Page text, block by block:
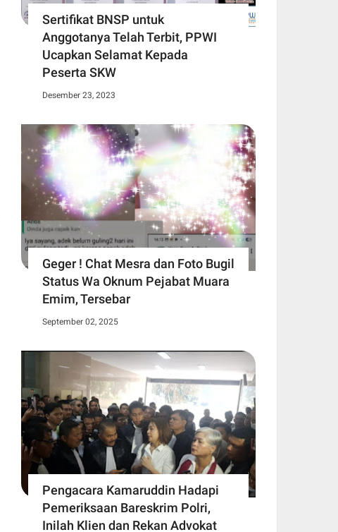
Sertifikat BNSP untuk
Anggotanya Telah Terbit, PPWI
Ucapkan Selamat Kepada
Peserta SKW
Desember 23, 2023
Geger ! Chat Mesra dan Foto Bugil
Status Wa Oknum Pejabat Muara
Emim, Tersebar
September 02, 2025
Pengacara Kamaruddin Hadapi
Pemeriksaan Bareskrim Polri,
Inilah Klien dan Rekan Advokat